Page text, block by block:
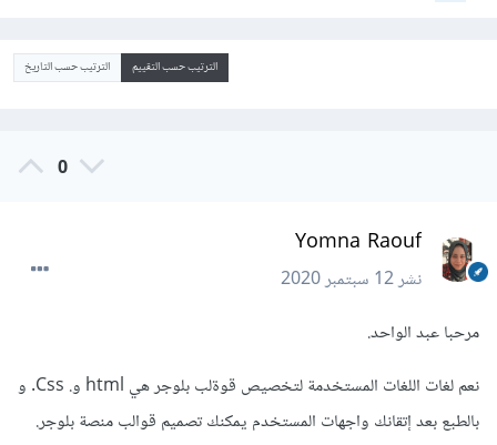
الترتيب حسب التقييم الترتيب حسب التاريخ
0
Yomna Raouf
نشر12 سبتمبر 2020
مرحبا عبد الواحد.
نعم لغات اللغات المستخدمة لتخصيص قوةلب بلوجر هي html و. Css. و
بالطبع بعد إتقانك واجهات المستخدم يمكنك تصميم قوالب منصة بلوجر.